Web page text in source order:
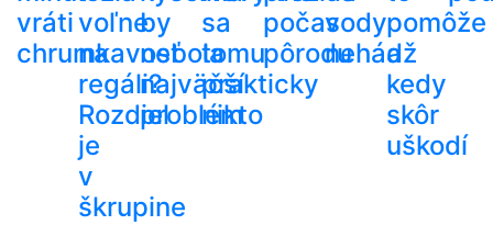
vráti
chrumkavosť
voľne
na
regáli?
Rozdiel
je
v
škrupine
by
nebola
najväčší
problém
sa
tomu
prakticky
nikto
počas
pôrodu
vody
nehádž
pomôže
a
kedy
skôr
uškodí